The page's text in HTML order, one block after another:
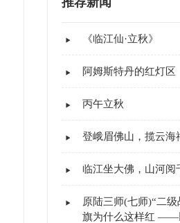
《临江仙·立秋》
阿姆斯特丹的红灯区
丙午立秋
登峨眉佛山，揽云海
临江坐大佛，山河阅
原陆三师(七师)“二
旗为什么这样红 ——